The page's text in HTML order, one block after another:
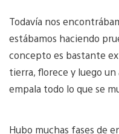
Todavía nos
estábamos haciendo
concepto es bastante
tierra, florece y luego
empala todo lo que se
Hubo muchas fases de